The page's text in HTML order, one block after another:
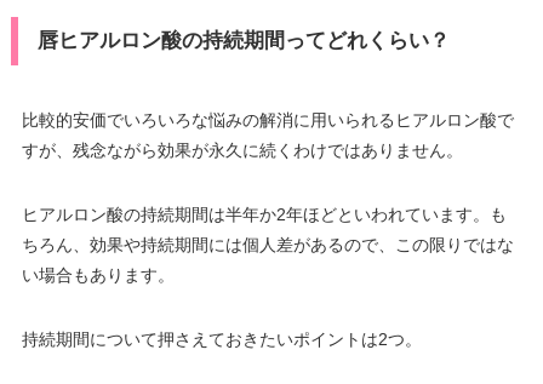
唇ヒアルロン酸の持続期間ってどれくらい？
比較的安価でいろいろな悩みの解消に用いられるヒアルロン酸で
すが、残念ながら効果が永久に続くわけではありません。
ヒアルロン酸の持続期間は半年か2年ほどといわれています。も
ちろん、効果や持続期間には個人差があるので、この限りではな
い場合もあります。
持続期間について押さえておきたいポイントは2つ。